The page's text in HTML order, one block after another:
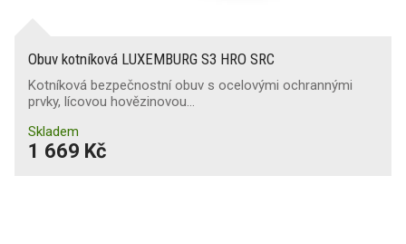
Obuv kotníková LUXEMBURG S3 HRO SRC
Kotníková bezpečnostní obuv s ocelovými ochrannými
prvky, lícovou hovězinovou…
Skladem
1 669 Kč